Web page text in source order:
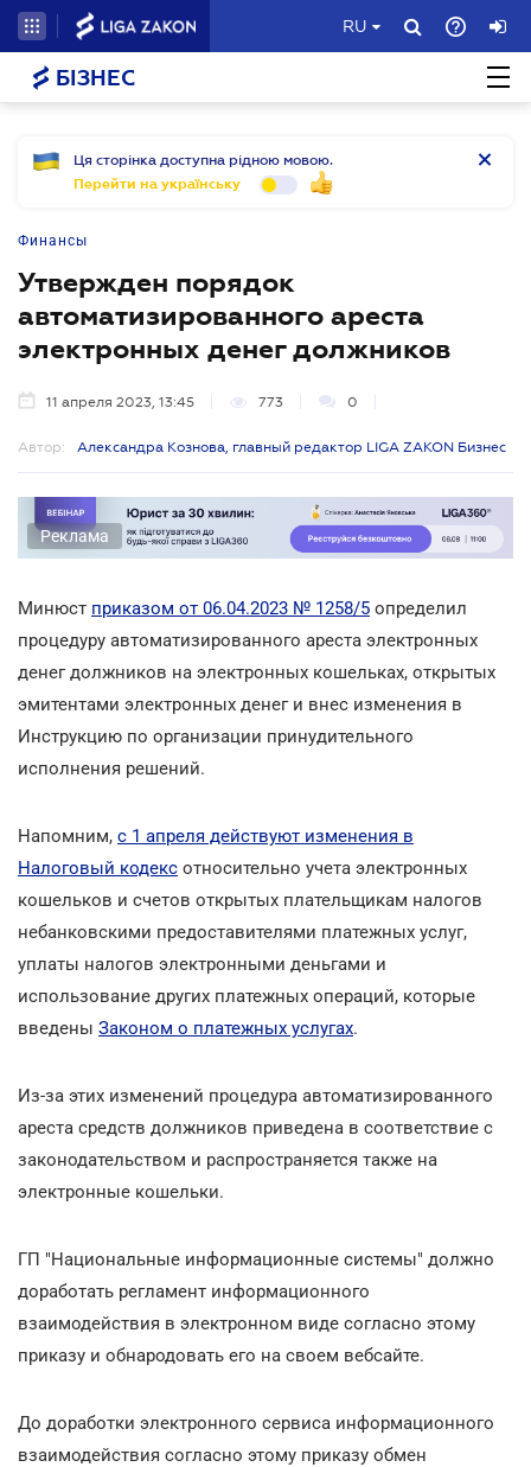
RU
БІЗНЕС
Ця сторінка доступна рідною мовою.
Перейти на українську
Финансы
Утвержден порядок
автоматизированного ареста
электронных денег должников
11 апреля 2023, 13:45 773 0
Автор: Александра Кознова, главный редактор LIGA ZAKON Бизнес
Реклама
Минюст приказом от 06.04.2023 № 1258/5 определил
процедуру автоматизированного ареста электронных
денег должников на электронных кошельках, открытых
эмитентами электронных денег и внес изменения в
Инструкцию по организации принудительного
исполнения решений.
Напомним, с 1 апреля действуют изменения в
Налоговый кодекс относительно учета электронных
кошельков и счетов открытых плательщикам налогов
небанковскими предоставителями платежных услуг,
уплаты налогов электронными деньгами и
использование других платежных операций, которые
введены Законом о платежных услугах.
Из-за этих изменений процедура автоматизированного
ареста средств должников приведена в соответствие с
законодательством и распространяется также на
электронные кошельки.
ГП "Национальные информационные системы" должно
доработать регламент информационного
взаимодействия в электронном виде согласно этому
приказу и обнародовать его на своем вебсайте.
До доработки электронного сервиса информационного
взаимодействия согласно этому приказу обмен